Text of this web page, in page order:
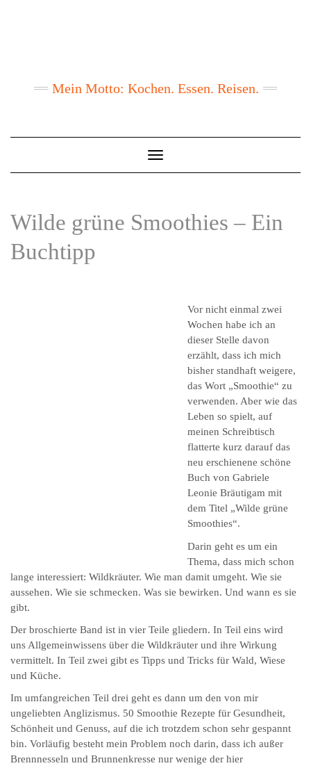
Mein Motto: Kochen. Essen. Reisen.
Toggle
Navigation
Wilde grüne Smoothies – Ein
Buchtipp
Vor nicht einmal zwei
Wochen habe ich an
dieser Stelle davon
erzählt, dass ich mich
bisher standhaft weigere,
das Wort „Smoothie“ zu
verwenden. Aber wie das
Leben so spielt, auf
meinen Schreibtisch
flatterte kurz darauf das
neu erschienene schöne
Buch von Gabriele
Leonie Bräutigam mit
dem Titel „Wilde grüne
Smoothies“.
Darin geht es um ein
Thema, dass mich schon
lange interessiert: Wildkräuter. Wie man damit umgeht. Wie sie
aussehen. Wie sie schmecken. Was sie bewirken. Und wann es sie
gibt.
Der broschierte Band ist in vier Teile gliedern. In Teil eins wird
uns Allgemeinwissens über die Wildkräuter und ihre Wirkung
vermittelt. In Teil zwei gibt es Tipps und Tricks für Wald, Wiese
und Küche.
Im umfangreichen Teil drei geht es dann um den von mir
ungeliebten Anglizismus. 50 Smoothie Rezepte für Gesundheit,
Schönheit und Genuss, auf die ich trotzdem schon sehr gespannt
bin. Vorläufig besteht mein Problem noch darin, dass ich außer
Brennnesseln und Brunnenkresse nur wenige der hier